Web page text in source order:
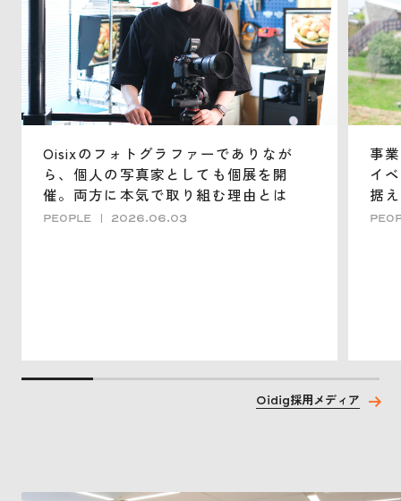
Oisixのフォトグラファーでありなが
ら、個人の写真家としても個展を開
催。両方に本気で取り組む理由とは
PEOPLE 2026.06.03
事
イ
据
Oidig採用メディア